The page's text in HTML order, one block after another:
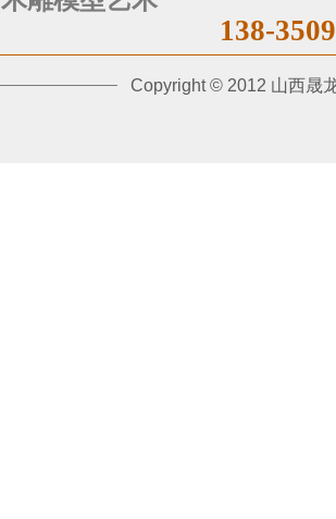
​Copyright © 2012 山西晟
​138-3